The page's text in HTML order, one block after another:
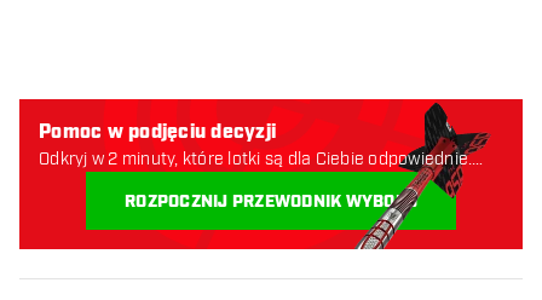
Pomoc w podjęciu decyzji
Odkryj w 2 minuty, które lotki są dla Ciebie odpowiednie.
ROZPOCZNIJ PRZEWODNIK WYBORU